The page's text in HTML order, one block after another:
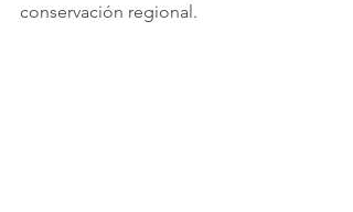
conservación regional.